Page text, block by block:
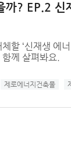
? EP.2 신
할 ‘신재생 에
께 살펴봐요.
제로에너지건축물